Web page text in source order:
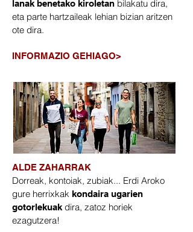
lanak benetako kiroletan bilakatu dira,
eta parte hartzaileak lehian bizian aritzen
ote dira.
​INFORMAZIO GEHIAGO>
ALDE ZAHARRAK
Dorreak, kontoiak, zubiak... Erdi Aroko
gure herrixkak kondaira ugarien
gotorlekuakdira, zatoz horiek
ezagutzera!